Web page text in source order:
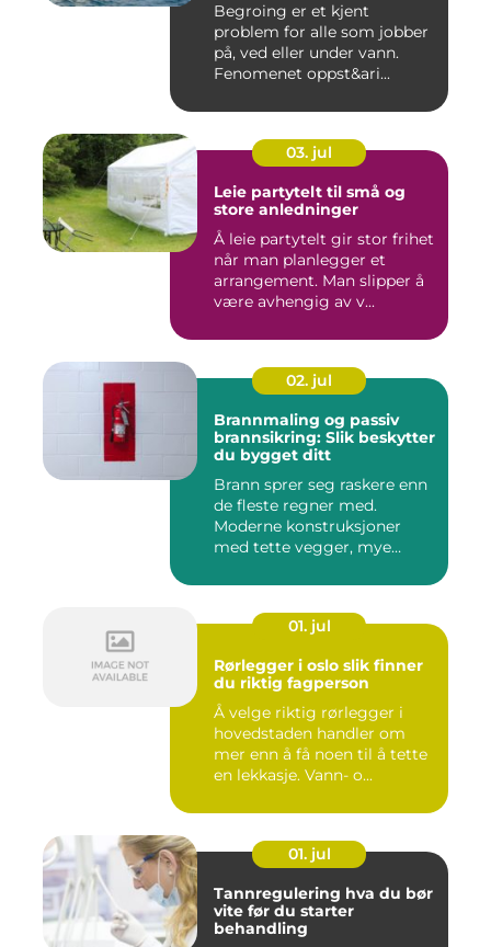
Begroing er et kjent
problem for alle som jobber
på, ved eller under vann.
Fenomenet oppst&ari...
03. jul
Leie partytelt til små og
store anledninger
Å leie partytelt gir stor frihet
når man planlegger et
arrangement. Man slipper å
være avhengig av v...
02. jul
Brannmaling og passiv
brannsikring: Slik beskytter
du bygget ditt
Brann sprer seg raskere enn
de fleste regner med.
Moderne konstruksjoner
med tette vegger, mye
01. jul
Rørlegger i oslo slik finner
du riktig fagperson
Å velge riktig rørlegger i
hovedstaden handler om
mer enn å få noen til å tette
en lekkasje. Vann- o...
01. jul
Tannregulering hva du bør
vite før du starter
behandling